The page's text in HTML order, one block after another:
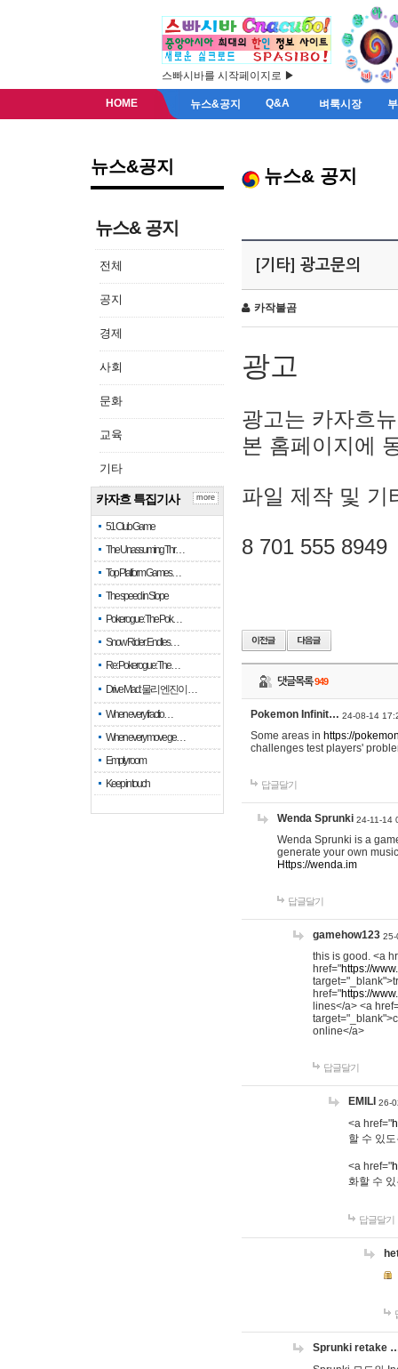
스빠시바를 시작페이지로 ▶
HOME 뉴스&공지 Q&A 벼룩시장
뉴스&공지
뉴스& 공지
전체
공지
경제
사회
문화
교육
기타
카자흐 특집기사
51 Club Game
The Unassuming Thr…
Top Platform Games…
The speed in Slope
Pokerogue: The Pok…
Snow Rider: Endles…
Re: Pokerogue: The…
Drive Mad: 물리 엔진이 …
When every fractio…
When every move ge…
Empty room
Keep in touch
more
뉴스& 공지
[기타] 광고문의
카작불곰
광고
광고는 카자흐
본 홈페이지에
파일 제작 및 기
8 701 555 8949
댓글목록949
Pokemon Infinit… 24-08-14
Some areas in https://
challenges test players'
답글달기
Wenda Sprunki 24-11-14
Wenda Sprunki is a
generate your own
Https://wenda.im
답글달기
gamehow123 25-
this is good. <a
href="https://
href="https://
lines</a> <a
online</a>
답글달기
EMILI 26-
<a href="
할 수 있
<a href="
화할 수
답글달기
Sprunki retake